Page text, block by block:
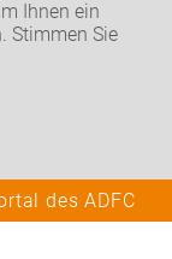
Ihnen ein
Stimmen Sie
des ADFC